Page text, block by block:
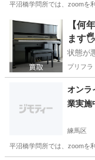
平沼橋学問所では、zoomを
東京 大田区 家庭
【何
ます
状態が
プリフラ
オンラ
業実施
練馬区
平沼橋学問所では、zoomを